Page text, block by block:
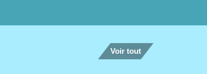
Voir tout